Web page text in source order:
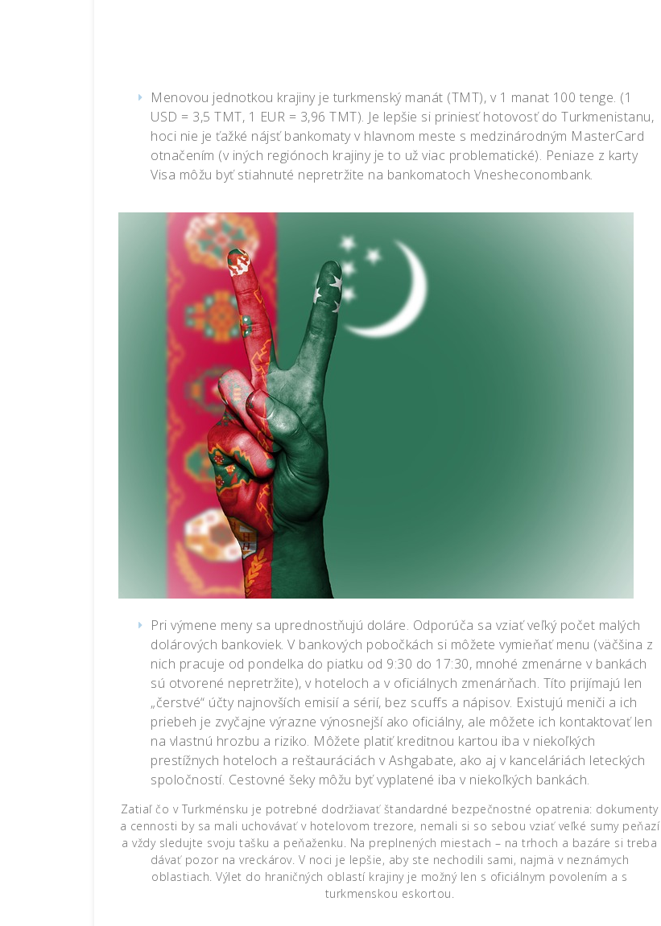
Menovou jednotkou krajiny je turkmenský manát (TMT), v 1 manat 100 tenge. (1
USD = 3,5 TMT, 1 EUR = 3,96 TMT). Je lepšie si priniesť hotovosť do Turkmenistanu,
hoci nie je ťažké nájsť bankomaty v hlavnom meste s medzinárodným MasterCard
otnačením (v iných regiónoch krajiny je to už viac problematické). Peniaze z karty
Visa môžu byť stiahnuté nepretržite na bankomatoch Vnesheconombank.
Pri výmene meny sa uprednostňujú doláre. Odporúča sa vziať veľký počet malých
dolárových bankoviek. V bankových pobočkách si môžete vymieňať menu (väčšina z
nich pracuje od pondelka do piatku od 9:30 do 17:30, mnohé zmenárne v bankách
sú otvorené nepretržite), v hoteloch a v oficiálnych zmenárňach. Títo prijímajú len
„čerstvé“ účty najnovších emisií a sérií, bez scuffs a nápisov. Existujú meniči a ich
priebeh je zvyčajne výrazne výnosnejší ako oficiálny, ale môžete ich kontaktovať len
na vlastnú hrozbu a riziko. Môžete platiť kreditnou kartou iba v niekoľkých
prestížnych hoteloch a reštauráciách v Ashgabate, ako aj v kanceláriách leteckých
spoločností. Cestovné šeky môžu byť vyplatené iba v niekoľkých bankách.
Zatiaľ čo v Turkménsku je potrebné dodržiavať štandardné bezpečnostné opatrenia: dokumenty
a cennosti by sa mali uchovávať v hotelovom trezore, nemali si so sebou vziať veľké sumy peňazí
a vždy sledujte svoju tašku a peňaženku. Na preplnených miestach – na trhoch a bazáre si treba
dávať pozor na vreckárov. V noci je lepšie, aby ste nechodili sami, najmä v neznámych
oblastiach. Výlet do hraničných oblastí krajiny je možný len s oficiálnym povolením a s
turkmenskou eskortou.